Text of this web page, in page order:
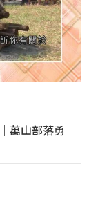
萬山部落勇